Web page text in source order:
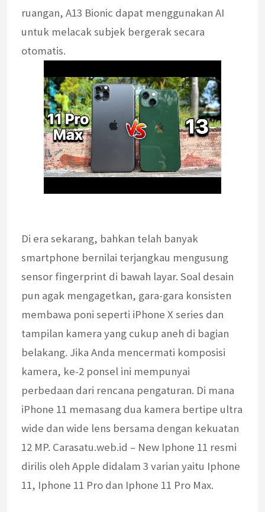
ruangan, A13 Bionic dapat menggunakan AI
untuk melacak subjek bergerak secara
otomatis.
Di era sekarang, bahkan telah banyak
smartphone bernilai terjangkau mengusung
sensor fingerprint di bawah layar. Soal desain
pun agak mengagetkan, gara-gara konsisten
membawa poni seperti iPhone X series dan
tampilan kamera yang cukup aneh di bagian
belakang. Jika Anda mencermati komposisi
kamera, ke-2 ponsel ini mempunyai
perbedaan dari rencana pengaturan. Di mana
iPhone 11 memasang dua kamera bertipe ultra
wide dan wide lens bersama dengan kekuatan
12 MP. Carasatu.web.id – New Iphone 11 resmi
dirilis oleh Apple didalam 3 varian yaitu Iphone
11, Iphone 11 Pro dan Iphone 11 Pro Max.